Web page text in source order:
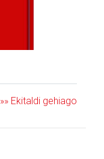
»» Ekitaldi gehiago